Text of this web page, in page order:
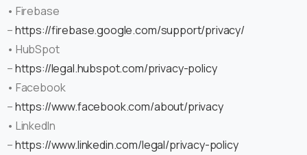
• Firebase
–https://firebase.google.com/support/privacy/
• HubSpot
–https://legal.hubspot.com/privacy-policy
• Facebook
–https://www.facebook.com/about/privacy
• LinkedIn
–https://www.linkedin.com/legal/privacy-policy